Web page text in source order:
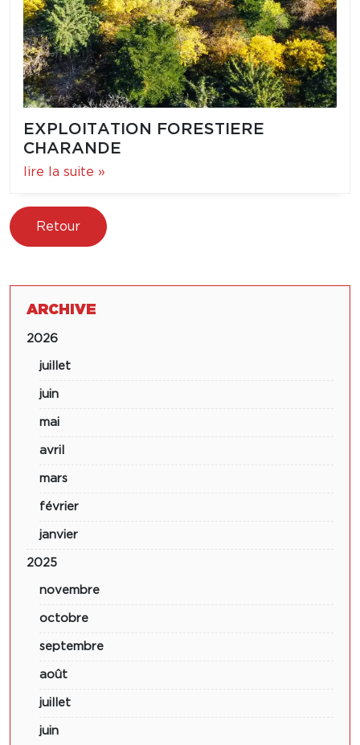
EXPLOITATION FORESTIERE
CHARANDE
lire la suite »
Retour
ARCHIVE
2026
juillet
juin
mai
avril
mars
février
janvier
2025
novembre
octobre
septembre
août
juillet
juin